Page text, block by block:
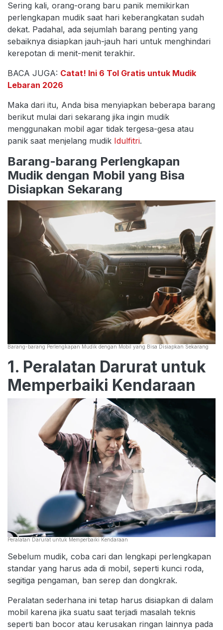
Sering kali, orang-orang baru panik memikirkan
perlengkapan mudik saat hari keberangkatan sudah
dekat. Padahal, ada sejumlah barang penting yang
sebaiknya disiapkan jauh-jauh hari untuk menghindari
kerepotan di menit-menit terakhir.
BACA JUGA: Catat! Ini 6 Tol Gratis untuk Mudik
Lebaran 2026
Maka dari itu, Anda bisa menyiapkan beberapa barang
berikut mulai dari sekarang jika ingin mudik
menggunakan mobil agar tidak tergesa-gesa atau
panik saat menjelang mudik Idulfitri.
Barang-barang Perlengkapan
Mudik dengan Mobil yang Bisa
Disiapkan Sekarang
Barang-barang Perlengkapan Mudik dengan Mobil yang Bisa Disiapkan Sekarang
1. Peralatan Darurat untuk
Memperbaiki Kendaraan
Peralatan Darurat untuk Memperbaiki Kendaraan
Sebelum mudik, coba cari dan lengkapi perlengkapan
standar yang harus ada di mobil, seperti kunci roda,
segitiga pengaman, ban serep dan dongkrak.
Peralatan sederhana ini tetap harus disiapkan di dalam
mobil karena jika suatu saat terjadi masalah teknis
seperti ban bocor atau kerusakan ringan lainnya pada